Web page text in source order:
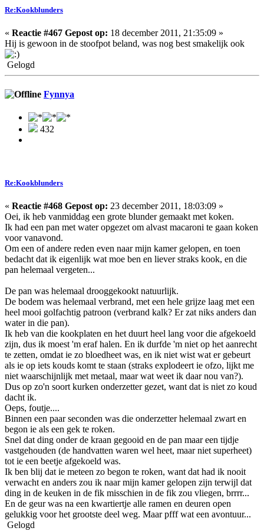
Re:Kookblunders
« Reactie #467 Gepost op: 18 december 2011, 21:35:09 »
Hij is gewoon in de stoofpot beland, was nog best smakelijk ook
Gelogd
Fynnya
432
Re:Kookblunders
« Reactie #468 Gepost op: 23 december 2011, 18:03:09 »
Oei, ik heb vanmiddag een grote blunder gemaakt met koken.
Ik had een pan met water opgezet om alvast macaroni te gaan koken
voor vanavond.
Om een of andere reden even naar mijn kamer gelopen, en toen
bedacht dat ik eigenlijk wat moe ben en liever straks kook, en die
pan helemaal vergeten...
De pan was helemaal drooggekookt natuurlijk.
De bodem was helemaal verbrand, met een hele grijze laag met een
heel mooi golfachtig patroon (verbrand kalk? Er zat niks anders dan
water in die pan).
Ik heb van die kookplaten en het duurt heel lang voor die afgekoeld
zijn, dus ik moest 'm eraf halen. En ik durfde 'm niet op het aanrecht
te zetten, omdat ie zo bloedheet was, en ik niet wist wat er gebeurt
als ie op iets kouds komt te staan (straks explodeert ie ofzo, lijkt me
niet waarschijnlijk met metaal, maar wat weet ik daar nou van?).
Dus op zo'n soort kurken onderzetter gezet, want dat is niet zo koud
dacht ik.
Oeps, foutje....
Binnen een paar seconden was die onderzetter helemaal zwart en
begon ie als een gek te roken.
Snel dat ding onder de kraan gegooid en de pan maar een tijdje
vastgehouden (de handvatten waren wel heet, maar niet superheet)
tot ie een beetje afgekoeld was.
Ik ben blij dat ie meteen zo begon te roken, want dat had ik nooit
verwacht en anders zou ik naar mijn kamer gelopen zijn terwijl dat
ding in de keuken in de fik misschien in de fik zou vliegen, brrrr...
En de geur was na een kwartiertje alle ramen en deuren open
gelukkig voor het grootste deel weg. Maar pfff wat een avontuur...
Gelogd